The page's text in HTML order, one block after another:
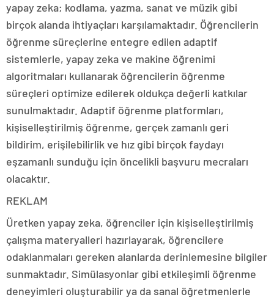
yapay zeka; kodlama, yazma, sanat ve müzik gibi
birçok alanda ihtiyaçları karşılamaktadır. Öğrencilerin
öğrenme süreçlerine entegre edilen adaptif
sistemlerle, yapay zeka ve makine öğrenimi
algoritmaları kullanarak öğrencilerin öğrenme
süreçleri optimize edilerek oldukça değerli katkılar
sunulmaktadır. Adaptif öğrenme platformları,
kişiselleştirilmiş öğrenme, gerçek zamanlı geri
bildirim, erişilebilirlik ve hız gibi birçok faydayı
eşzamanlı sunduğu için öncelikli başvuru mecraları
olacaktır.
REKLAM
Üretken yapay zeka, öğrenciler için kişiselleştirilmiş
çalışma materyalleri hazırlayarak, öğrencilere
odaklanmaları gereken alanlarda derinlemesine bilgiler
sunmaktadır. Simülasyonlar gibi etkileşimli öğrenme
deneyimleri oluşturabilir ya da sanal öğretmenlerle